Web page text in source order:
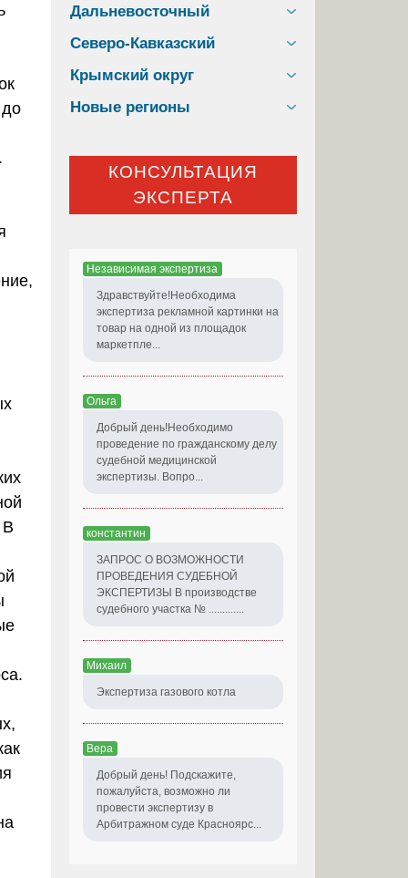
В
Дальневосточный
Северо-Кавказский
Крымский округ
Новые регионы
КОНСУЛЬТАЦИЯ
ЭКСПЕРТА
Независимая экспертиза
Здравствуйте!Необходима
экспертиза рекламной картинки на
товар на одной из площадок
маркетпле...
Ольга
Добрый день!Необходимо
проведение по гражданскому делу
судебной медицинской
экспертизы. Вопро...
константин
ЗАПРОС О ВОЗМОЖНОСТИ
ПРОВЕДЕНИЯ СУДЕБНОЙ
ЭКСПЕРТИЗЫ В производстве
судебного участка № .............
Михаил
Экспертиза газового котла
Вера
Добрый день! Подскажите,
пожалуйста, возможно ли
провести экспертизу в
Арбитражном суде Красноярс...